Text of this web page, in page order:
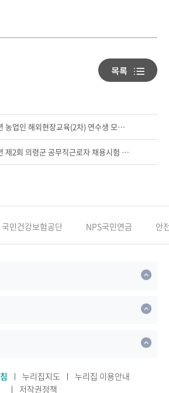
2026년 농업인 해외현장교육(2차) 연수생 모집 안내
2026년 제2회 의령군 공무직근로자 채용시험 재공고(2차)
국민건강보험공단 NPS국민연금 안
누리집지도
누리집 이용안내
저작권정책